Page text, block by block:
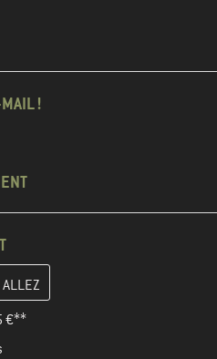
!
créez votre compte client à la
€**